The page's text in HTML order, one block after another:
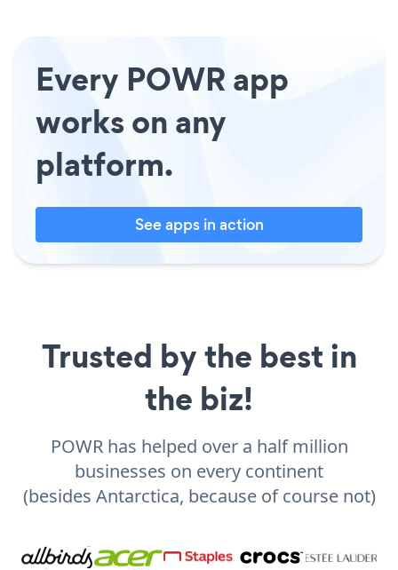
Every POWR app
works on any
platform.
See apps in action
Trusted by the best in
the biz!
POWR has helped over a half million
businesses on every continent
(besides Antarctica, because of course not)